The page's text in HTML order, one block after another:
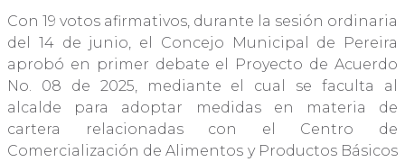
Con 19 votos afirmativos, durante la sesión ordinaria
del 14 de junio, el Concejo Municipal de Pereira
aprobó en primer debate el Proyecto de Acuerdo
No. 08 de 2025, mediante el cual se faculta al
alcalde para adoptar medidas en materia de
cartera relacionadas con el Centro de
Comercialización de Alimentos y Productos Básicos